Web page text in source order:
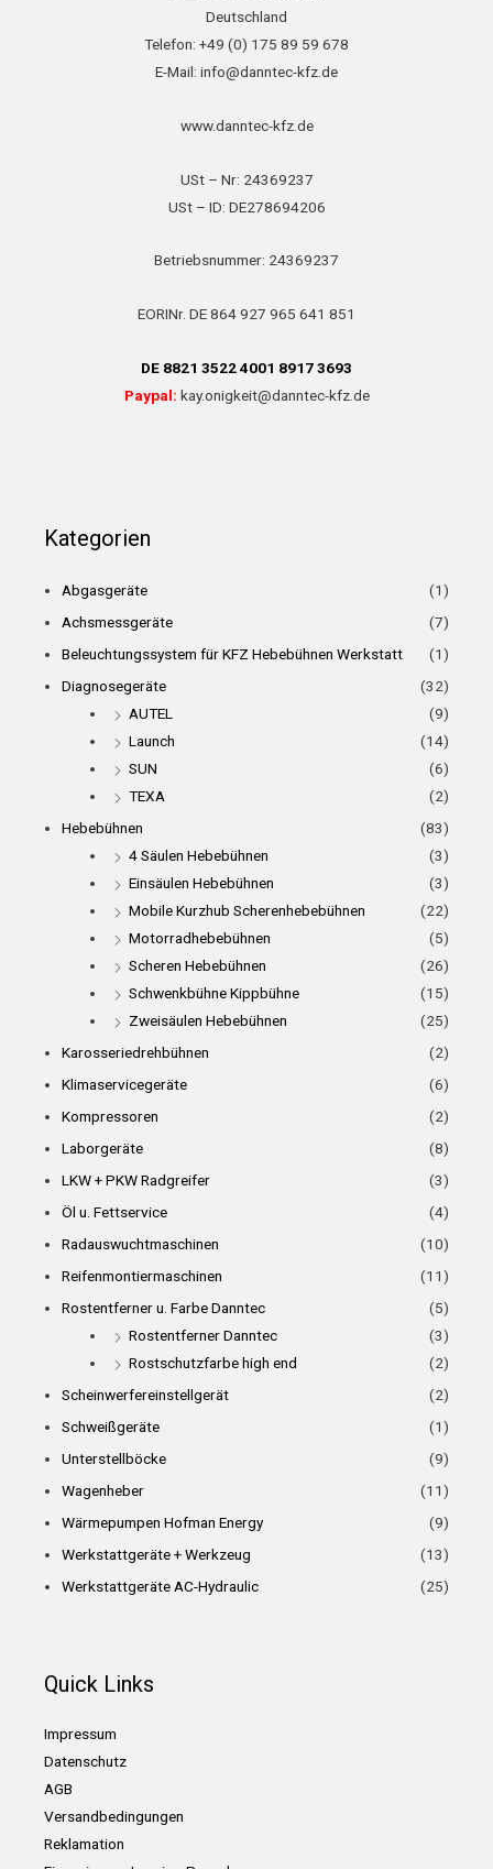
Deutschland
Telefon: +49 (0) 175 89 59 678
E-Mail: info@danntec-kfz.de
www.danntec-kfz.de
USt – Nr: 24369237
USt – ID: DE278694206
Betriebsnummer: 24369237
EORINr. DE 864 927 965 641 851
DE 8821 3522 4001 8917 3693
Paypal: kay.onigkeit@danntec-kfz.de
Kategorien
Abgasgeräte
(1)
Achsmessgeräte
(7)
Beleuchtungssystem für KFZ Hebebühnen Werkstatt
(1)
Diagnosegeräte
(32)
AUTEL
(9)
Launch
(14)
SUN
(6)
TEXA
(2)
Hebebühnen
(83)
4 Säulen Hebebühnen
(3)
Einsäulen Hebebühnen
(3)
Mobile Kurzhub Scherenhebebühnen
(22)
Motorradhebebühnen
(5)
Scheren Hebebühnen
(26)
Schwenkbühne Kippbühne
(15)
Zweisäulen Hebebühnen
(25)
Karosseriedrehbühnen
(2)
Klimaservicegeräte
(6)
Kompressoren
(2)
Laborgeräte
(8)
LKW + PKW Radgreifer
(3)
Öl u. Fettservice
(4)
Radauswuchtmaschinen
(10)
Reifenmontiermaschinen
(11)
Rostentferner u. Farbe Danntec
(5)
Rostentferner Danntec
(3)
Rostschutzfarbe high end
(2)
Scheinwerfereinstellgerät
(2)
Schweißgeräte
(1)
Unterstellböcke
(9)
Wagenheber
(11)
Wärmepumpen Hofman Energy
(9)
Werkstattgeräte + Werkzeug
(13)
Werkstattgeräte AC-Hydraulic
(25)
Quick Links
Impressum
Datenschutz
AGB
Versandbedingungen
Reklamation